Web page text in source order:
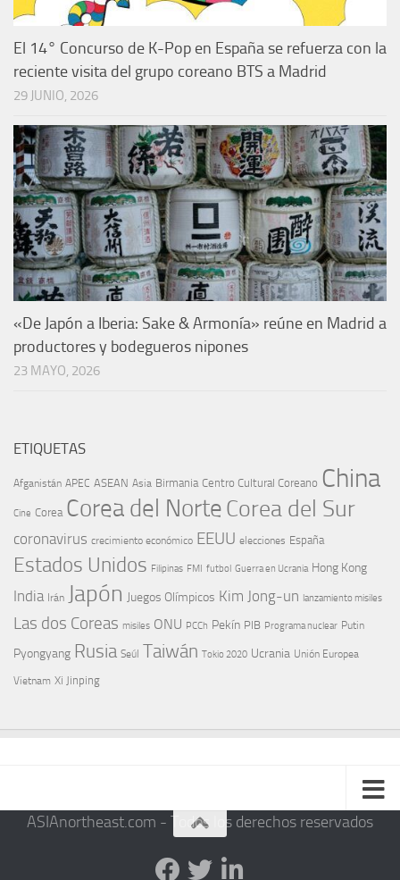
El 14° Concurso de K-Pop en España se refuerza con la
reciente visita del grupo coreano BTS a Madrid
29 JUNIO, 2026
«De Japón a Iberia: Sake & Armonía» reúne en Madrid a
productores y bodegueros nipones
23 MAYO, 2026
ETIQUETAS
Afganistán APEC ASEAN Asia Birmania Centro Cultural Coreano China
Cine Corea Corea del NorteCorea del Sur
coronavirus crecimiento económico EEUU elecciones España
Estados Unidos Filipinas FMI futbol Guerra en Ucrania Hong Kong
India Irán Japón Juegos Olímpicos Kim Jong-un lanzamiento misiles
Las dos Coreas misiles ONU PCCh Pekín PIB Programa nuclear Putin
Pyongyang Rusia Seúl Taiwán Tokio 2020 Ucrania Unión Europea
Vietnam Xi Jinping
ASIAnortheast.com - Todos los derechos reservados